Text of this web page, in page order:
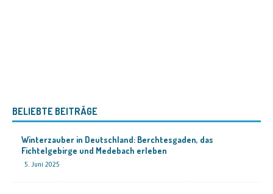
BELIEBTE BEITRÄGE
Winterzauber in Deutschland: Berchtesgaden, das
Fichtelgebirge und Medebach erleben
5. Juni 2025